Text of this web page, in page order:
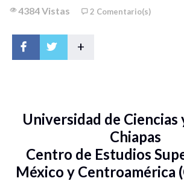
4384 Vistas 2 Comentario(s)
+
Universidad de Ciencias
Chiapas
Centro de Estudios
México y Centroamérica